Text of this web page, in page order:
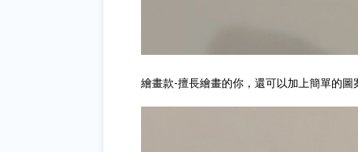
繪畫款-擅長繪畫的你，還可以加上簡單的圖